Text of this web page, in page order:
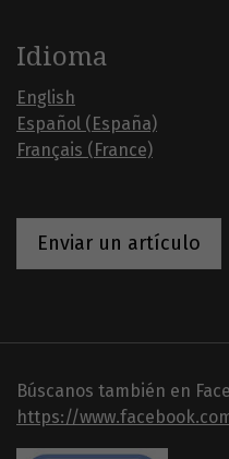
Idioma
English
Español (España)
Français (France)
Enviar un artículo
Búscanos también en
https://